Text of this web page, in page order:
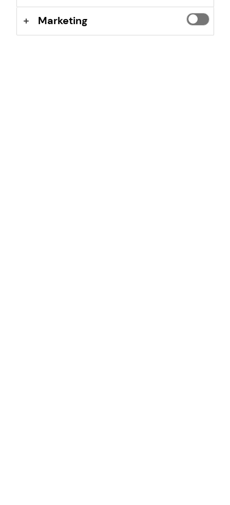
Mehr erfahren
Marketing